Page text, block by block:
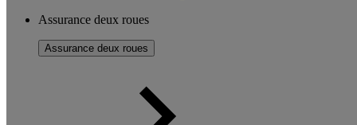
Assurance deux roues
Assurance deux roues